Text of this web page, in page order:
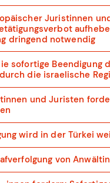
Juristinnen
dringend notwendig
sofortige Beendigung
die israelische
und Juristen
wird in der Türkei
von